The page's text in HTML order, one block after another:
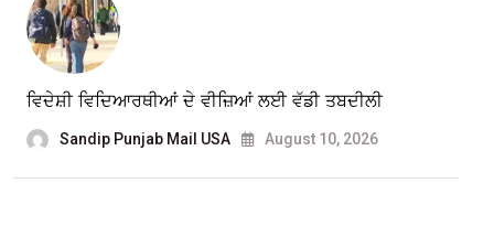
ਵਿਦੇਸ਼ੀ ਵਿਦਿਆਰਥੀਆਂ ਦੇ ਵੀਜ਼ਿਆਂ ਲਈ ਵੱਡੀ ਤਬਦੀਲੀ
Sandip Punjab Mail USA August 10, 2026